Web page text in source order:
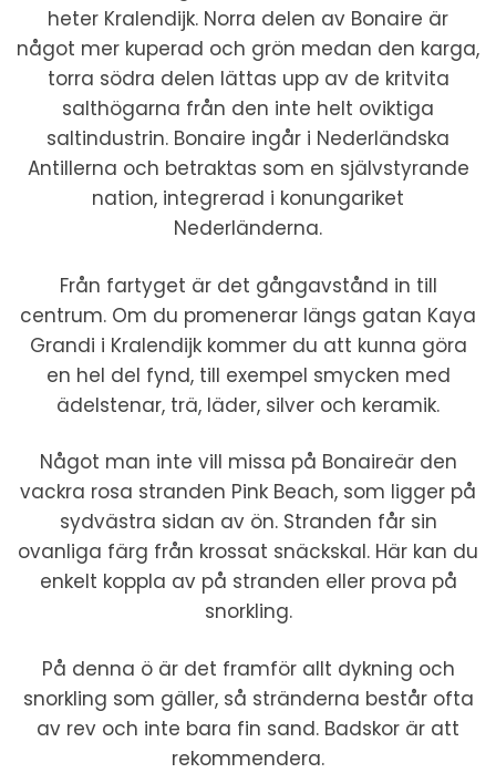
heter Kralendijk. Norra delen av Bonaire är
något mer kuperad och grön medan den karga,
torra södra delen lättas upp av de kritvita
salthögarna från den inte helt oviktiga
saltindustrin. Bonaire ingår i Nederländska
Antillerna och betraktas som en självstyrande
nation, integrerad i konungariket
Nederländerna.
Från fartyget är det gångavstånd in till
centrum. Om du promenerar längs gatan Kaya
Grandi i Kralendijk kommer du att kunna göra
en hel del fynd, till exempel smycken med
ädelstenar, trä, läder, silver och keramik.
Något man inte vill missa på Bonaireär den
vackra rosa stranden Pink Beach, som ligger på
sydvästra sidan av ön. Stranden får sin
ovanliga färg från krossat snäckskal. Här kan du
enkelt koppla av på stranden eller prova på
snorkling.
På denna ö är det framför allt dykning och
snorkling som gäller, så stränderna består ofta
av rev och inte bara fin sand. Badskor är att
rekommendera.